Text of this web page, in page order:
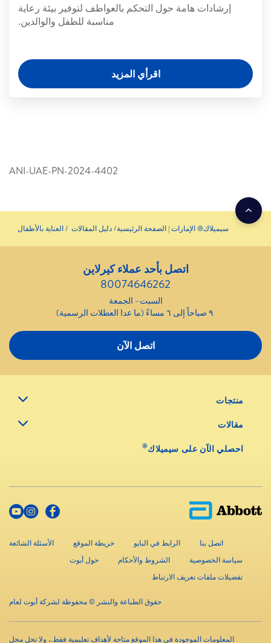
إرشادات هامة حول التحكم بالعواطف لتوفير بيئة رعاية
مناسبة للطفل والوالدين.
اقرأي المزيد
ANI-UAE-PN-2024-4402
سيميلاك® الإمارات | الصفحة الرئيسية دليل المقالات العناية بالأطفال
اتصل بأحد عملاء كيرلاين
80074646262
السبت– الجمعة
اتصل الآن
منتجات
مقالات
احصلي الآن على سيميلاك®
اتصل بنا الرابط في البايو خريطة الموقع
الأسئلة الشائعة
سياسة الخصوصية
الشروط والأحكام
حول أبوت
تفضيلات ملفات تعريف الارتباط
حقوق الطباعة والنشر © محفوظة لشركة أبوت لعام
المعلومات الموجودة في هذا الموقع متاحة لأهداف تعليمية فقط.، ولا تحل محل